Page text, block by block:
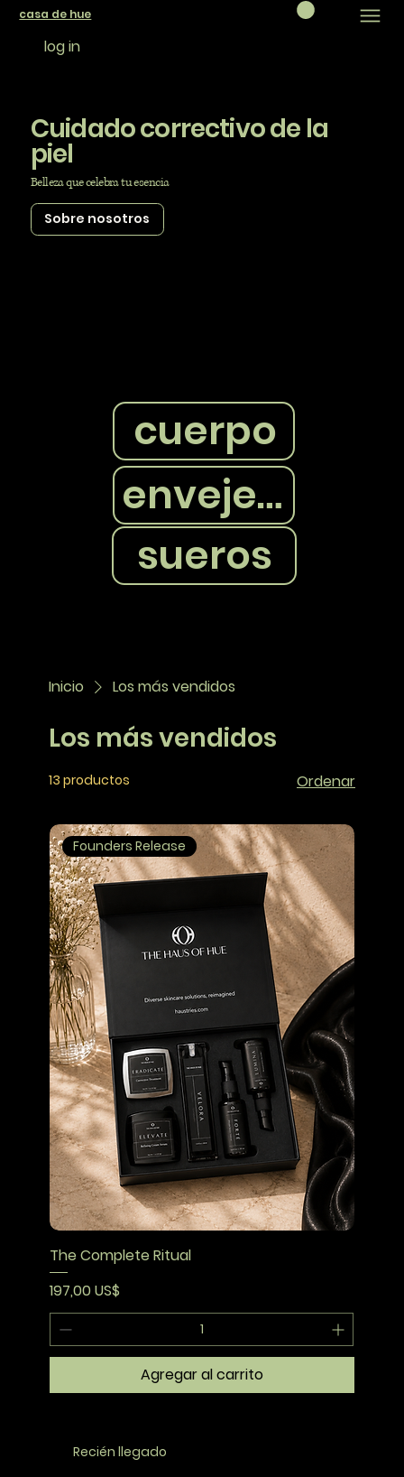
casa de hue
log in
Cuidado correctivo de la
piel
Belleza que celebra tu esencia
Sobre nosotros
cuerpo
envejecimiento
sueros
Inicio Los más vendidos
Los más vendidos
13 productos Ordenar
Founders Release
The Complete Ritual
Precio
197,00 US$
Agregar al carrito
Recién llegado